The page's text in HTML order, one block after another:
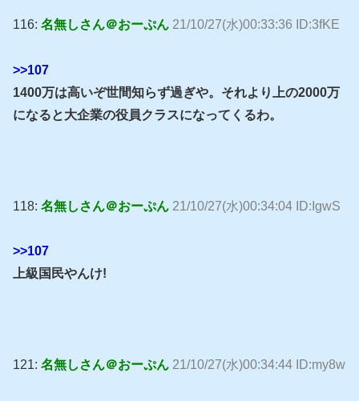
116: 名無しさん＠おーぷん 21/10/27(水)00:33:36 ID:3fKE
>>107
1400万は高いぞ世間知らず過ぎや。それより上の2000万
になると大企業の役員クラスになってくるわ。
118: 名無しさん＠おーぷん 21/10/27(水)00:34:04 ID:IgwS
>>107
上級国民やんけ!
121: 名無しさん＠おーぷん 21/10/27(水)00:34:44 ID:my8w